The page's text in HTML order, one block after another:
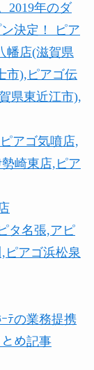
2019年のダ
決定！ ピア
幡店(滋賀県
市),ピアゴ伝
県東近江市),
アゴ気噴店,
崎東店,ピア
タ名張,アピ
ピアゴ浜松泉
ｰﾃの業務提携
とめ記事